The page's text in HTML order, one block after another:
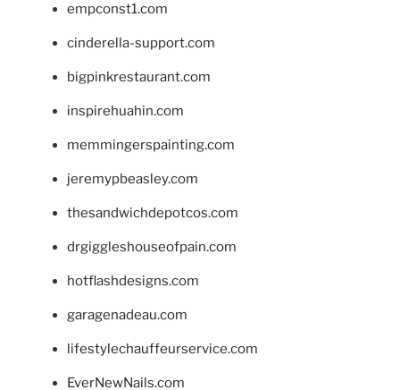
empconst1.com
cinderella-support.com
bigpinkrestaurant.com
inspirehuahin.com
memmingerspainting.com
jeremypbeasley.com
thesandwichdepotcos.com
drgiggleshouseofpain.com
hotflashdesigns.com
garagenadeau.com
lifestylechauffeurservice.com
EverNewNails.com